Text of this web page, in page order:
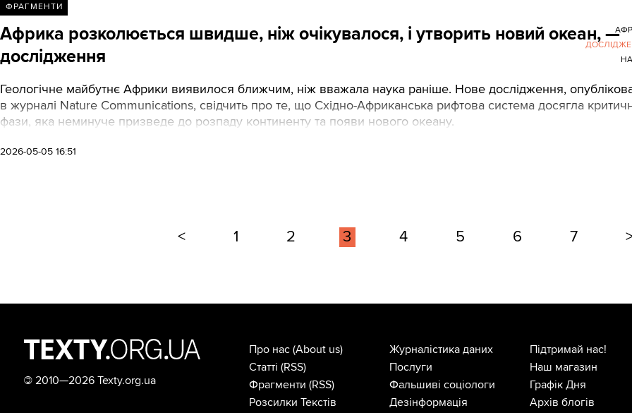
ФРАГМЕНТИ
Африка розколюється швидше, ніж очікувалося, і утворить новий океан, —
дослідження
Геологічне майбутнє Африки виявилося ближчим, ніж вважала наука раніше. Нове дослідження,
в журналі Nature Communications, свідчить про те, що Східно-Африканська рифтова система досягла
фази, яка неминуче призведе до розпаду континенту та появи нового океану.
2026-05-05 16:51
< 1 2 3 4 5 6 7
© 2010—2026 Texty.org.ua
Про нас (About us)
Статті (RSS)
Фрагменти (RSS)
Розсилки Текстів
Журналістика даних
Послуги
Фальшиві соціологи
Дезінформація
Підтримай нас!
Наш магазин
Графік Дня
Архів блогів